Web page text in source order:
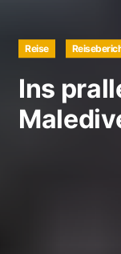
Reise
Ins